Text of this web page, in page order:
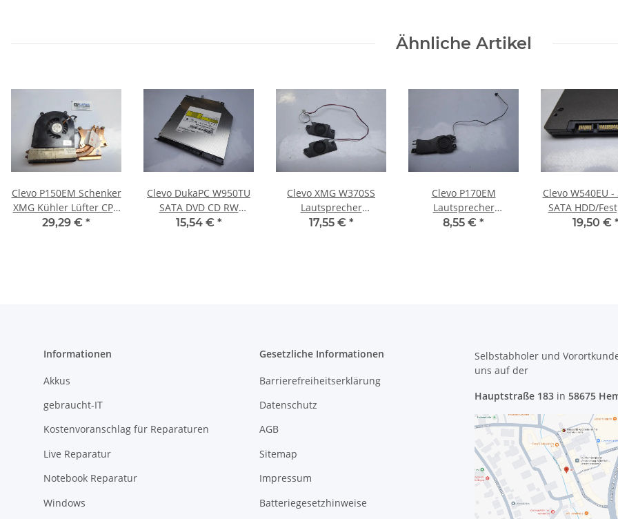
Ähnliche Artikel
Clevo P150EM Schenker
XMG Kühler Lüfter CPU
6-31-X510N-102 #4106
29,29 € *
Clevo DukaPC W950TU
SATA DVD CD RW
Laufwerk mit Blende
15,54 € *
Clevo XMG W370SS
Lautsprecher
Soundspeaker Rechts
17,55 € *
Clevo P170EM
Lautsprecher
Subwoofer 6-23-5P15E-
8,55 € *
Clevo W540EU -
SATA HDD/
19,50 €
Informationen
Akkus
gebraucht-IT
Kostenvoranschlag für Reparaturen
Live Reparatur
Notebook Reparatur
Windows
Gesetzliche Informationen
Barrierefreiheitserklärung
Datenschutz
AGB
Sitemap
Impressum
Batteriegesetzhinweise
Selbstabholer und
uns auf der
Hauptstraße 183 in 58675